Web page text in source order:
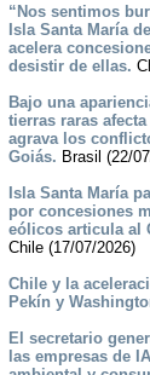
“Nos sentimos
Isla Santa María
acelera
desistir de ellas.
Bajo una
tierras raras
agrava los
Goiás. Brasil (22/
Isla Santa María
por concesiones
eólicos articula al
Chile (17/07/2026)
Chile y la
Pekín y
El secretario
las empresas de